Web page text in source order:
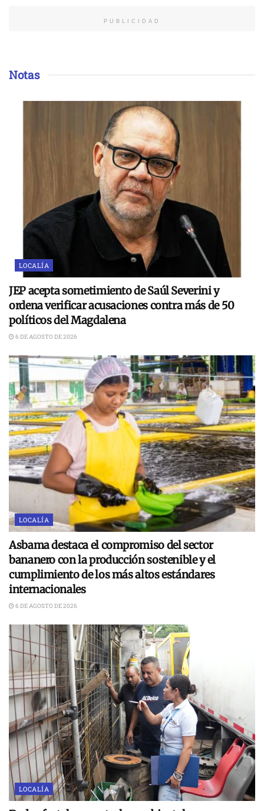
PUBLICIDAD
Notas
LOCALÍA
JEP acepta sometimiento de Saúl Severini y
ordena verificar acusaciones contra más de 50
políticos del Magdalena
6 DE AGOSTO DE 2026
LOCALÍA
Asbama destaca el compromiso del sector
bananero con la producción sostenible y el
cumplimiento de los más altos estándares
internacionales
6 DE AGOSTO DE 2026
LOCALÍA